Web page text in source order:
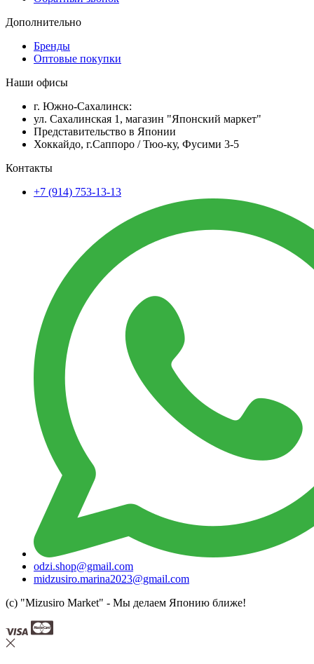
Дополнительно
Бренды
Оптовые покупки
Наши офисы
г. Южно-Сахалинск:
ул. Сахалинская 1, магазин "Японский маркет"
Представительство в Японии
Хоккайдо, г.Саппоро / Тюо-ку, Фусими 3-5
Контакты
+7 (914) 753-13-13
odzi.shop@gmail.com
midzusiro.marina2023@gmail.com
(c) "Mizusiro Market" - Мы делаем Японию ближе!